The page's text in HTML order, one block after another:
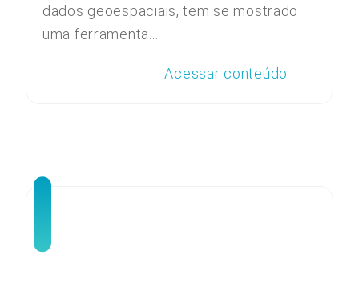
dados geoespaciais, tem se mostrado
uma ferramenta...
Acessar conteúdo